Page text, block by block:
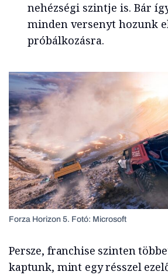
nehézségi szintje is. Bár
minden versenyt hozunk
próbálkozásra.
Forza Horizon 5. Fotó: Microsoft
Persze, franchise szinten
kaptunk, mint egy résszel